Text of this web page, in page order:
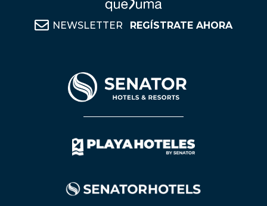
NEWSLETTER REGÍSTRATE AHORA